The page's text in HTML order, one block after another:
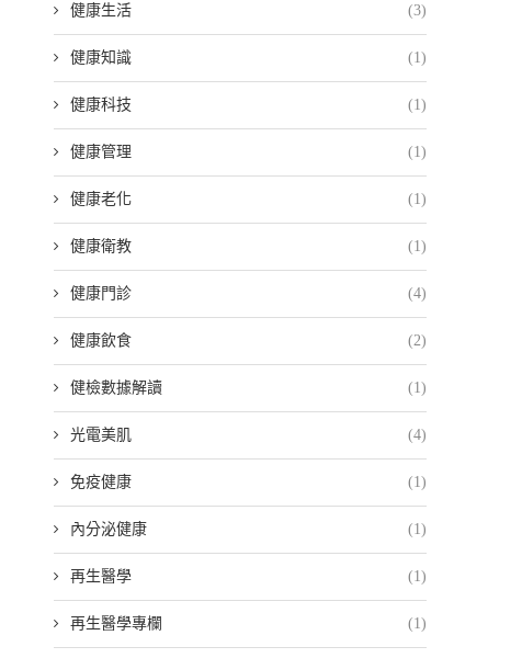
健康生活 (3)
健康知識 (1)
健康科技 (1)
健康管理 (1)
健康老化 (1)
健康衛教 (1)
健康門診 (4)
健康飲食 (2)
健檢數據解讀 (1)
光電美肌 (4)
免疫健康 (1)
內分泌健康 (1)
再生醫學 (1)
再生醫學專欄 (1)